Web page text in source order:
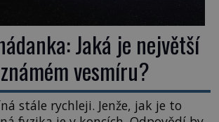
Jaká je největší
vesmíru?
stále rychleji. Jenže, jak je to